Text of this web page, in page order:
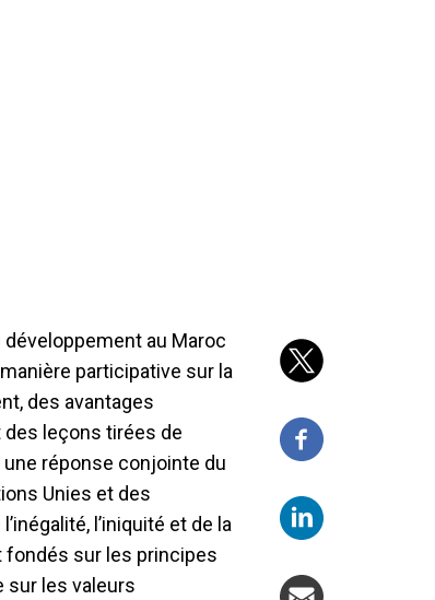
au Maroc
participative sur la
des avantages
leçons tirées de
une réponse conjointe du
Unies et des
l’iniquité et de la
sur les principes
sur les valeurs